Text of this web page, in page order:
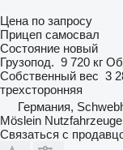
Цена по запросу
Прицеп самосвал
Состояние новый
Грузопод. 9 720 кг
Собственный вес 3
трехсторонняя
Германия,
Möslein
Связаться с